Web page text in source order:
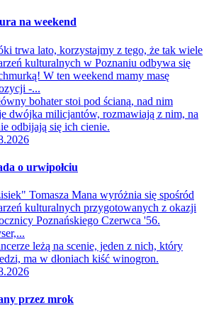
na weekend
trwa lato, korzystajmy z tego, że tak wiele
kulturalnych w Poznaniu odbywa się
W ten weekend mamy masę
-...
o urwipołciu
Tomasza Mana wyróżnia się spośród
kulturalnych przygotowanych z okazji
Poznańskiego Czerwca '56.
przez mrok